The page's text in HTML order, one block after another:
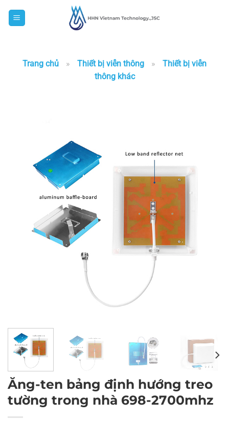
Trang chủ » Thiết bị viễn thông »
Thiết bị viễn
thông khác
Ăng-ten bảng định hướng treo
tường trong nhà 698-2700mhz